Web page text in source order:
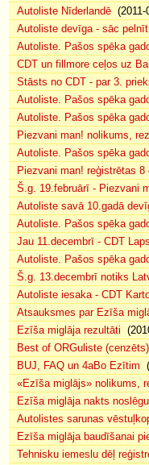
Autoliste Nīderlandē (2011-
Autoliste devīga - sāc
Autoliste. Pašos spēka
CDT un fillmore ceļos uz
Stāsts no CDT - par 3.
Autoliste. Pašos spēka
Autoliste. Pašos spēka
Piezvani man! nolikums,
Autoliste. Pašos spēka
Piezvani man! reģistrētas 8
Š.g. 19.februārī - Piezvani
Autoliste savā 10.gadā
Autoliste. Pašos spēka
Jau 11.decembrī - CDT
Autoliste. Pašos spēka
Š.g. 13.decembrī notiks
Autoliste iesaka - CDT
Atsauksmes par Ezīša
Ezīša miglāja rezultāti
Best of ORGuliste (cenzēts)
BUJ, FAQ un 4aBo Ezītim
«Ezīša miglājs» nolikums,
Ezīša miglāja nakts
Autolistes sarunas
Ezīša miglāja baudīšanai
Tehnisku iemeslu dēļ